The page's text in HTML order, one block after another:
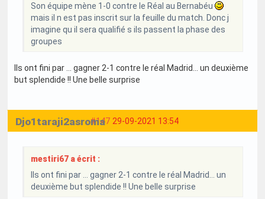
Son équipe mène 1-0 contre le Réal au Bernabéu
mais il n est pas inscrit sur la feuille du match. Donc j
imagine qu il sera qualifié s ils passent la phase des
groupes
Ils ont fini par … gagner 2-1 contre le réal Madrid… un deuxième
but splendide !! Une belle surprise
#147 29-09-2021 13:54
Djo1taraji2asroma
mestiri67 a écrit :
Ils ont fini par … gagner 2-1 contre le réal Madrid… un
deuxième but splendide !! Une belle surprise